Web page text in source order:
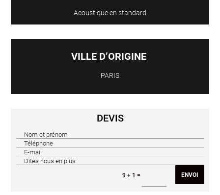
Acoustique en standard
VILLE D’ORIGINE
PARIS
DEVIS
9 + 1 = ENVOI